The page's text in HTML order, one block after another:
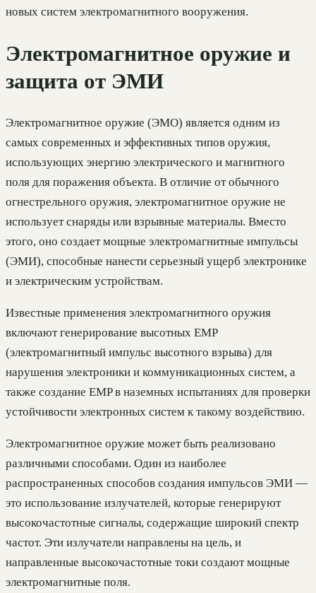
новых систем электромагнитного вооружения.
Электромагнитное оружие и
защита от ЭМИ
Электромагнитное оружие (ЭМО) является одним из
самых современных и эффективных типов оружия,
использующих энергию электрического и магнитного
поля для поражения объекта. В отличие от обычного
огнестрельного оружия, электромагнитное оружие не
использует снаряды или взрывные материалы. Вместо
этого, оно создает мощные электромагнитные импульсы
(ЭМИ), способные нанести серьезный ущерб электронике
и электрическим устройствам.
Известные применения электромагнитного оружия
включают генерирование высотных EMP
(электромагнитный импульс высотного взрыва) для
нарушения электроники и коммуникационных систем, а
также создание EMP в наземных испытаниях для проверки
устойчивости электронных систем к такому воздействию.
Электромагнитное оружие может быть реализовано
различными способами. Один из наиболее
распространенных способов создания импульсов ЭМИ —
это использование излучателей, которые генерируют
высокочастотные сигналы, содержащие широкий спектр
частот. Эти излучатели направлены на цель, и
направленные высокочастотные токи создают мощные
электромагнитные поля.